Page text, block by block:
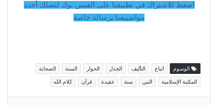
اضغط للاشتراك في تطبيقنا على الفيس بوك لتصلك أجدد
مواضييعنا برسالة خاصة
الوسوم اتباع التأليف الجدل الحوار السنة الصحابة
المكتبة الإسلامية النبي سنة عقيدة قرآن كلام الله